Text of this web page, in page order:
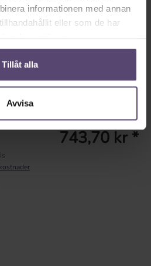
informationen med annan
eller som de har
Tillåt alla
Avvisa
743,70 kr *
värde eller använd knapparna för att öka eller